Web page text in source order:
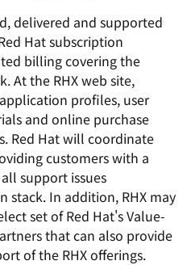
delivered and supported
Hat subscription
billing covering the
At the RHX web site,
profiles, user
and online purchase
Red Hat will coordinate
customers with a
support issues
In addition, RHX may
set of Red Hat's Value-
that can also provide
of the RHX offerings.